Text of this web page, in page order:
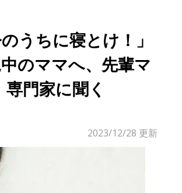
うちに寝とけ！」
のママへ、先輩マ
門家に聞く
2023/12/28 更新